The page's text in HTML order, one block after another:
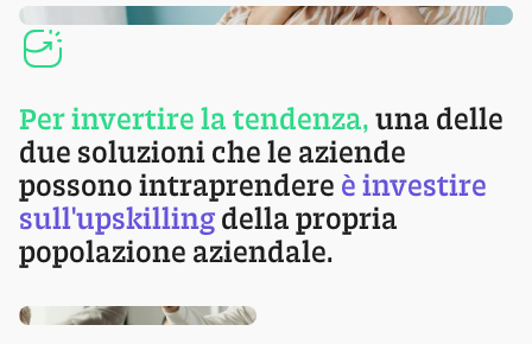
Per invertire la tendenza, una delle
due soluzioni che le aziende
possono intraprendere è investire
sull'upskilling della propria
popolazione aziendale.